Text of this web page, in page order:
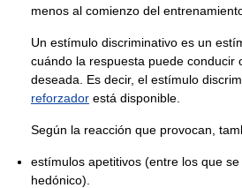
menos al comienzo del
Un estímulo discriminativo es un
cuándo la respuesta puede conducir
deseada. Es decir, el estímulo
reforzador está disponible.
Según la reacción que provocan,
estímulos apetitivos (entre los que
hedónico).